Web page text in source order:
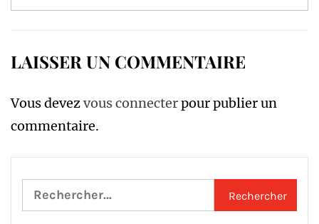
LAISSER UN COMMENTAIRE
Vous devezvous connecterpour publier un
commentaire.
Rechercher :